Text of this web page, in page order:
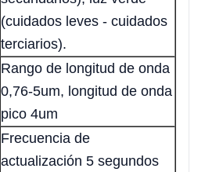
(cuidados leves - cuidados
terciarios).
Rango de longitud de onda
0,76-5um, longitud de onda
pico 4um
Frecuencia de
actualización 5 segundos